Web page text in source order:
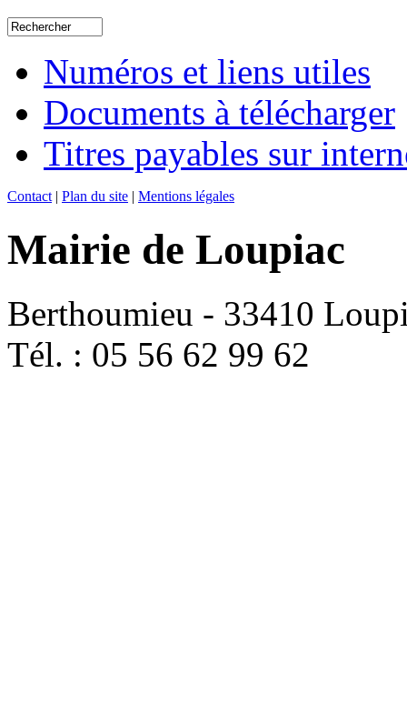
Numéros et liens utiles
Documents à télécharger
Titres payables sur
Contact | Plan du site | Mentions légales
Mairie de Loupiac
Berthoumieu - 33410
Tél. : 05 56 62 99 62